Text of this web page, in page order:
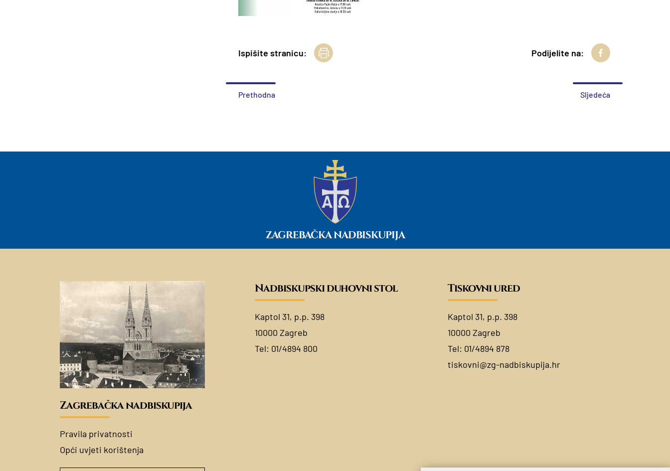
Ispišite stranicu: Podijelite na:
Prethodna Sljedeća
ZAGREBAČKA NADBISKUPIJA
Zagrebačka nadbiskupija
Pravila privatnosti
Opći uvjeti korištenja
Nadbiskupski duhovni stol
Kaptol 31, p.p. 398
10000 Zagreb
Tel: 01/4894 800
Tiskovni ured
Kaptol 31, p.p. 398
10000 Zagreb
Tel: 01/4894 878
tiskovni@zg-nadbiskupija.hr